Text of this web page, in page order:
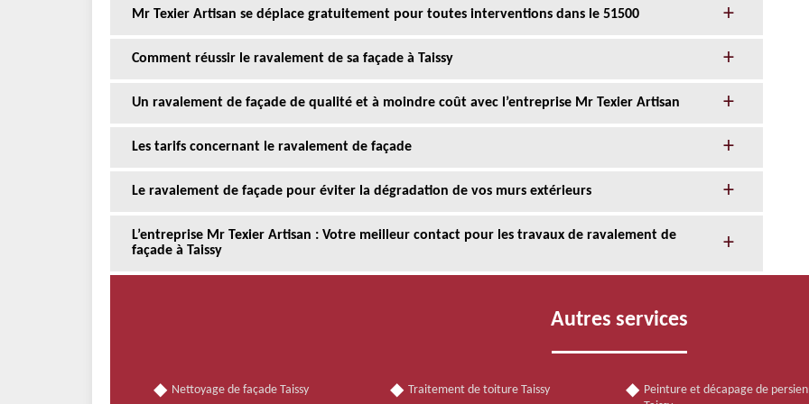
Mr Texier Artisan se déplace gratuitement pour toutes interventions dans le 51500
Comment réussir le ravalement de sa façade à Taissy
Un ravalement de façade de qualité et à moindre coût avec l’entreprise Mr Texier Artisan
Les tarifs concernant le ravalement de façade
Le ravalement de façade pour éviter la dégradation de vos murs extérieurs
L’entreprise Mr Texier Artisan : Votre meilleur contact pour les travaux de ravalement de
façade à Taissy
Autres services
Nettoyage de façade Taissy Traitement de toiture Taissy
Peinture et décapage de